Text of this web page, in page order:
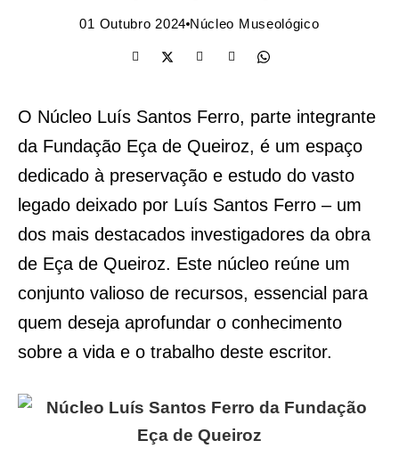
01 Outubro 2024 Núcleo Museológico
O Núcleo Luís Santos Ferro, parte integrante
da Fundação Eça de Queiroz, é um espaço
dedicado à preservação e estudo do vasto
legado deixado por Luís Santos Ferro – um
dos mais destacados investigadores da obra
de Eça de Queiroz. Este núcleo reúne um
conjunto valioso de recursos, essencial para
quem deseja aprofundar o conhecimento
sobre a vida e o trabalho deste escritor.